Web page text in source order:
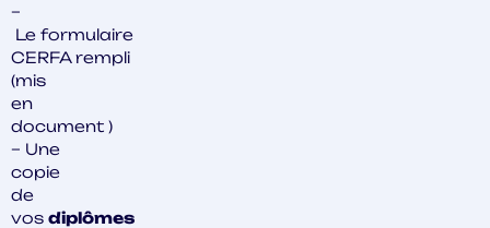
–
Le formulaire
CERFA rempli
(mis
en
document )
– Une
copie
de
vos diplômes